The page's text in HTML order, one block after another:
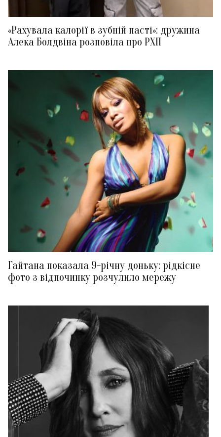
«Рахувала калорії в зубній пасті»: дружина
Алека Болдвіна розповіла про РХП
Гайтана показала 9-річну доньку: рідкісне
фото з відпочинку розчулило мережу